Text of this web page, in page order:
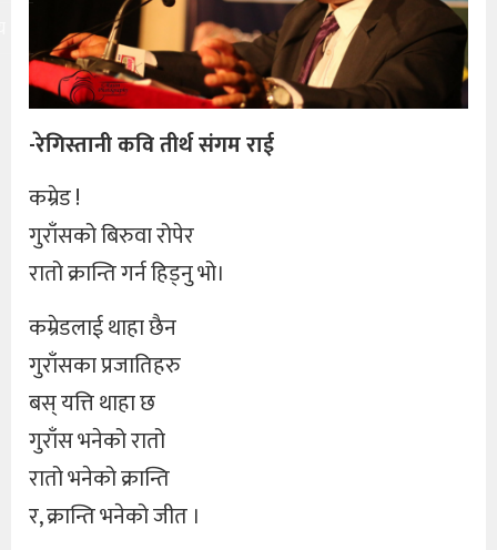
-रेगिस्तानी कवि तीर्थ संगम राई
कम्रेड !
गुराँसको बिरुवा रोपेर
रातो क्रान्ति गर्न हिड्नु भो।
कम्रेडलाई थाहा छैन
गुराँसका प्रजातिहरु
बस् यत्ति थाहा छ
गुराँस भनेको रातो
रातो भनेको क्रान्ति
र, क्रान्ति भनेको जीत ।